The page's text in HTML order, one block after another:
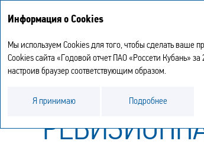
Отчет о корпоративном
Информация о Cookies
Мы используем Cookies для того, чтобы сделать ваше
Cookies сайта «Годовой отчет ПАО «Россети Кубань»
настроив браузер соответствующим образом.
Я принимаю Подробнее